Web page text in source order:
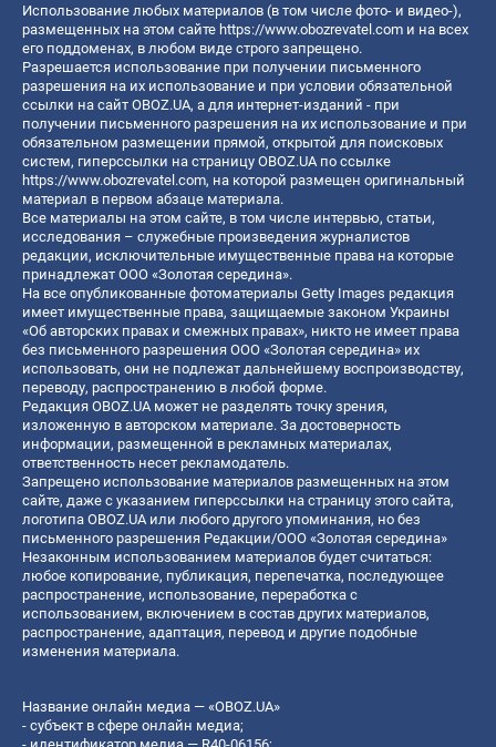
Использование любых материалов (в том числе фото- и видео-),
размещенных на этом сайте https://www.obozrevatel.com и на всех
его поддоменах, в любом виде строго запрещено.
Разрешается использование при получении письменного
разрешения на их использование и при условии обязательной
ссылки на сайт OBOZ.UA, а для интернет-изданий - при
получении письменного разрешения на их использование и при
обязательном размещении прямой, открытой для поисковых
систем, гиперссылки на страницу OBOZ.UA по ссылке
https://www.obozrevatel.com, на которой размещен оригинальный
материал в первом абзаце материала.
Все материалы на этом сайте, в том числе интервью, статьи,
исследования – служебные произведения журналистов
редакции, исключительные имущественные права на которые
принадлежат ООО «Золотая середина».
На все опубликованные фотоматериалы Getty Images редакция
имеет имущественные права, защищаемые законом Украины
«Об авторских правах и смежных правах», никто не имеет права
без письменного разрешения ООО «Золотая середина» их
использовать, они не подлежат дальнейшему воспроизводству,
переводу, распространению в любой форме.
Редакция OBOZ.UA может не разделять точку зрения,
изложенную в авторском материале. За достоверность
информации, размещенной в рекламных материалах,
ответственность несет рекламодатель.
Запрещено использование материалов размещенных на этом
сайте, даже с указанием гиперссылки на страницу этого сайта,
логотипа OBOZ.UA или любого другого упоминания, но без
письменного разрешения Редакции/ООО «Золотая середина»
Незаконным использованием материалов будет считаться:
любое копирование, публикация, перепечатка, последующее
распространение, использование, переработка с
использованием, включением в состав других материалов,
распространение, адаптация, перевод и другие подобные
изменения материала.
Название онлайн медиа — «OBOZ.UA»
- субъект в сфере онлайн медиа;